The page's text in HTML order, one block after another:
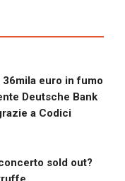
euro in fumo
Deutsche Bank
a Codici
sold out?